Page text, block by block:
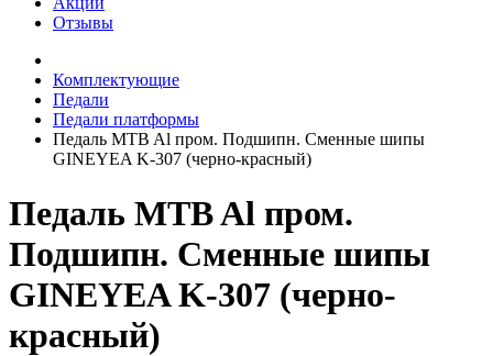
Отзывы
Комплектующие
Педали
Педали платформы
Педаль MTB Al пром. Подшипн. Сменные шипы
GINEYEA K-307 (черно-красный)
Педаль MTB Al пром.
Подшипн. Сменные шипы
GINEYEA K-307 (черно-
красный)